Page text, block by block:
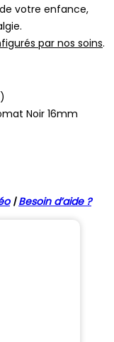
de votre enfance,
par nos soins.
Noir 16mm
|Besoin d’aide ?